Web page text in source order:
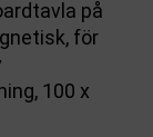
på
för
100 x